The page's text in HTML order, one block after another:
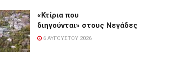
«Κτίρια που
διηγούνται» στους Νεγάδες
6 ΑΥΓΟΎΣΤΟΥ 2026